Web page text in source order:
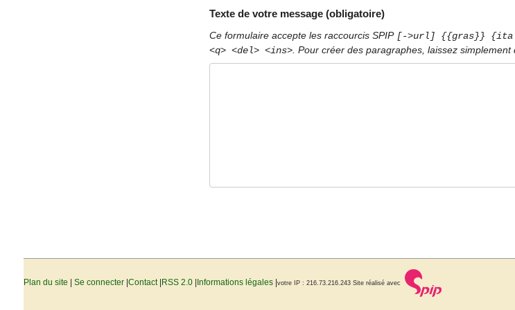
Texte de votre message (obligatoire)
Ce formulaire accepte les raccourcis SPIP [->url] {{gras}}
<q> <del> <ins>. Pour créer des paragraphes, laissez simplement
Plan du site Se connecter| Contact| RSS 2.0| Informations légales| votre IP : 216.73.216.243 Site réalisé avec